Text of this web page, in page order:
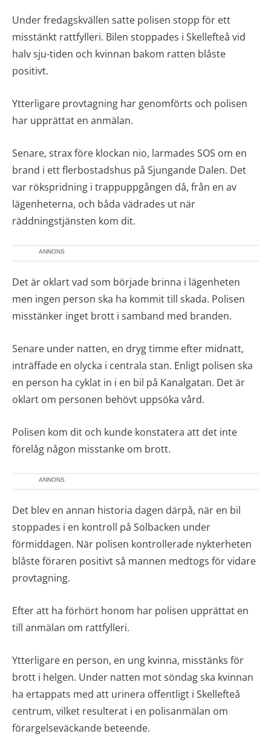
Under fredagskvällen satte polisen stopp för ett
misstänkt rattfylleri. Bilen stoppades i Skellefteå vid
halv sju-tiden och kvinnan bakom ratten blåste
positivt.
Ytterligare provtagning har genomförts och polisen
har upprättat en anmälan.
Senare, strax före klockan nio, larmades SOS om en
brand i ett flerbostadshus på Sjungande Dalen. Det
var rökspridning i trappuppgången då, från en av
lägenheterna, och båda vädrades ut när
räddningstjänsten kom dit.
ANNONS
Det är oklart vad som började brinna i lägenheten
men ingen person ska ha kommit till skada. Polisen
misstänker inget brott i samband med branden.
Senare under natten, en dryg timme efter midnatt,
inträffade en olycka i centrala stan. Enligt polisen ska
en person ha cyklat in i en bil på Kanalgatan. Det är
oklart om personen behövt uppsöka vård.
Polisen kom dit och kunde konstatera att det inte
förelåg någon misstanke om brott.
ANNONS
Det blev en annan historia dagen därpå, när en bil
stoppades i en kontroll på Solbacken under
förmiddagen. När polisen kontrollerade nykterheten
blåste föraren positivt så mannen medtogs för vidare
provtagning.
Efter att ha förhört honom har polisen upprättat en
till anmälan om rattfylleri.
Ytterligare en person, en ung kvinna, misstänks för
brott i helgen. Under natten mot söndag ska kvinnan
ha ertappats med att urinera offentligt i Skellefteå
centrum, vilket resulterat i en polisanmälan om
förargelseväckande beteende.